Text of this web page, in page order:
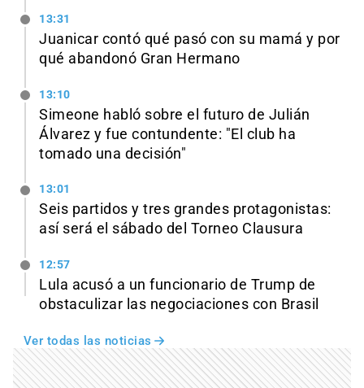
13:31
Juanicar contó qué pasó con su mamá y por
qué abandonó Gran Hermano
13:10
Simeone habló sobre el futuro de Julián
Álvarez y fue contundente: "El club ha
tomado una decisión"
13:01
Seis partidos y tres grandes protagonistas:
así será el sábado del Torneo Clausura
12:57
Lula acusó a un funcionario de Trump de
obstaculizar las negociaciones con Brasil
Ver todas las noticias